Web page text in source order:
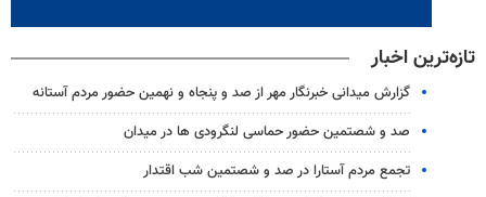
تازه‌ترین اخبار
گزارش میدانی خبرنگار مهر از صد و پنجاه و نهمین حضور مردم آستانه
صد و شصتمین حضور حماسی لنگرودی ها در میدان
تجمع مردم آستارا در صد و شصتمین شب اقتدار